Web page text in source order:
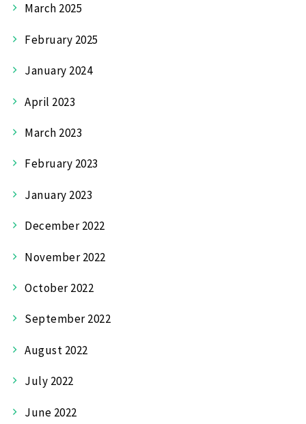
March 2025
February 2025
January 2024
April 2023
March 2023
February 2023
January 2023
December 2022
November 2022
October 2022
September 2022
August 2022
July 2022
June 2022